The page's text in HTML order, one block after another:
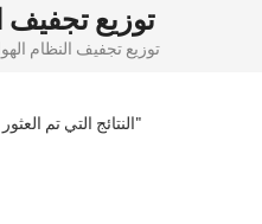
توزيع تجفيف
توزيع تجفيف النظام
1 النتائج التي تم العثور عليها ل "توزيع تجفيف النظام الهوائي"